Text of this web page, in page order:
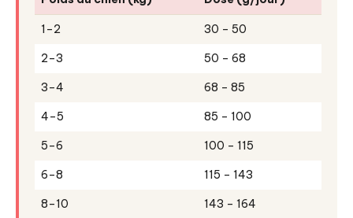
1–2 30 – 50
2–3 50 – 68
3–4 68 – 85
4–5 85 – 100
5–6 100 – 115
6–8 115 – 143
8–10 143 – 164